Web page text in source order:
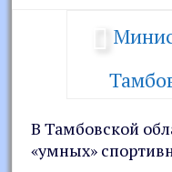
В Тамбовской
«умных»